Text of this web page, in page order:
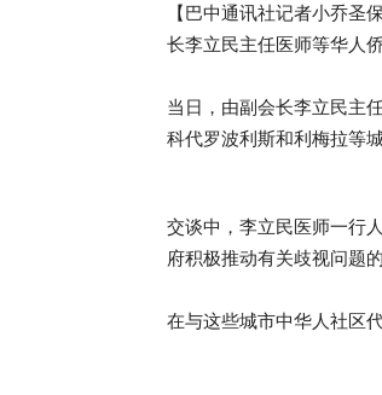
【巴中通讯社记者小乔
长李立民主任医师等华人
当日，由副会长李立民主
科代罗波利斯和利梅拉等
交谈中，李立民医师一行
府积极推动有关歧视问题的
在与这些城市中华人社区